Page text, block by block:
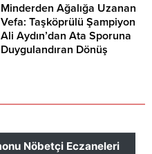
Minderden Ağalığa Uzanan
Vefa: Taşköprülü Şampiyon
Ali Aydın’dan Ata Sporuna
Duygulandıran Dönüş